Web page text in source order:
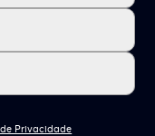
Privacidade